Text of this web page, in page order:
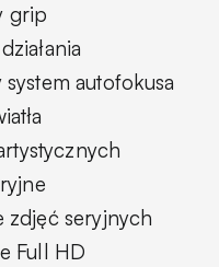
grip
autofokusa
zdjęć seryjnych
Full HD